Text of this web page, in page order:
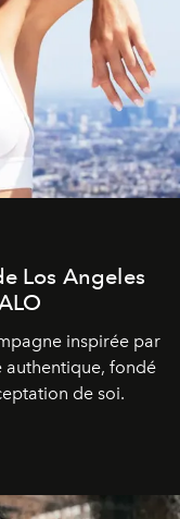
Los Angeles
inspirée par
authentique, fondé
de soi.